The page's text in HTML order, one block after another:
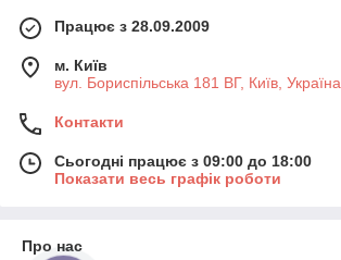
Працює з 28.09.2009
м. Київ
вул. Бориспільська 181 ВГ, Київ, Україна
Контакти
Сьогодні працює з 09:00 до 18:00
Показати весь графік роботи
Про нас